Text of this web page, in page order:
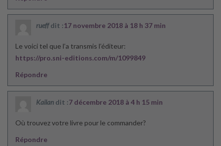
rueff dit :17 novembre 2018 à 18 h 37 min
Le voici tel que l’a transmis l’éditeur:
https://pro.sni-editions.com/m/1099849
Répondre
Kailan dit :7 décembre 2018 à 4 h 15 min
Où trouvez votre livre pour le commander?
Répondre